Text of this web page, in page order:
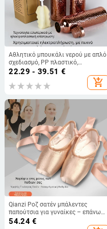
Αθλητικό μπουκάλι νερού με απλό
σχεδιασμό, PP πλαστικό,
δυνατότητα λογότυπου,
22.29 - 39.51 €
add_shopping_cart
Qianzi Ροζ σατέν μπάλεντες
παπούτσια για γυναίκες – επάνω
από σατέν, διαπνοή, ανθεκτικά,
54.24€